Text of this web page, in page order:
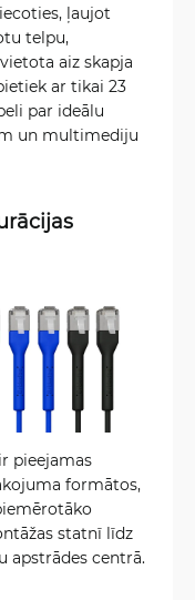
ļaujot
telpu,
aiz skapja
ar tikai 23
par ideālu
un multimediju
pieejamas
formātos,
statnī līdz
apstrādes centrā.